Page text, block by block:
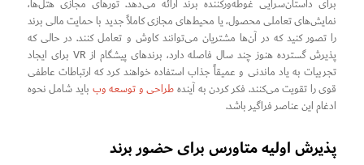
برای داستان‌سرایی غوطه‌ورکننده برند ارائه می‌دهد. تورهای مجازی هتل‌ها،
نمایش‌های تعاملی محصول، یا محیط‌های مجازی کاملاً جدید با حمایت مالی برند
را تصور کنید که در آن‌ها مشتریان می‌توانند کاوش و تعامل کنند. در حالی که
پذیرش گسترده هنوز چند سال فاصله دارد، برندهای پیشگام از VR برای ایجاد
تجربیات به یاد ماندنی و عمیقاً جذاب استفاده خواهند کرد که ارتباطات عاطفی
قوی را تقویت می‌کنند. فکر کردن به آیندهطراحی و توسعه وب باید شامل نحوه
ادغام این عناصر فراگیر باشد.
پذیرش اولیه متاورس برای حضور برند